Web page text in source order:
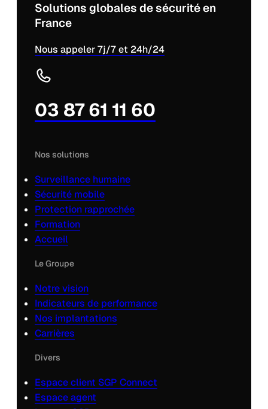
Solutions globales de sécurité en
France
Nous appeler 7j/7 et 24h/24
03 87 61 11 60
Nos solutions
Surveillance humaine
Sécurité mobile
Protection rapprochée
Formation
Accueil
Le Groupe
Notre vision
Indicateurs de performance
Nos implantations
Carrières
Divers
Espace client SGP Connect
Espace agent